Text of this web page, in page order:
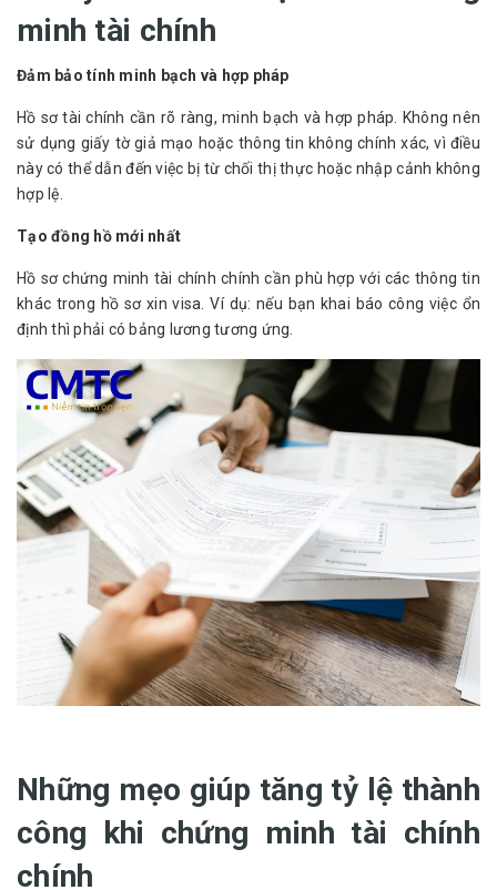
minh tài chính
Đảm bảo tính minh bạch và hợp pháp
Hồ sơ tài chính cần rõ ràng, minh bạch và hợp pháp. Không nên
sử dụng giấy tờ giả mạo hoặc thông tin không chính xác, vì điều
này có thể dẫn đến việc bị từ chối thị thực hoặc nhập cảnh không
hợp lệ.
Tạo đồng hồ mới nhất
Hồ sơ chứng minh tài chính chính cần phù hợp với các thông tin
khác trong hồ sơ xin visa. Ví dụ: nếu bạn khai báo công việc ổn
định thì phải có bảng lương tương ứng.
Những mẹo giúp tăng tỷ lệ thành
công khi chứng minh tài chính
chính